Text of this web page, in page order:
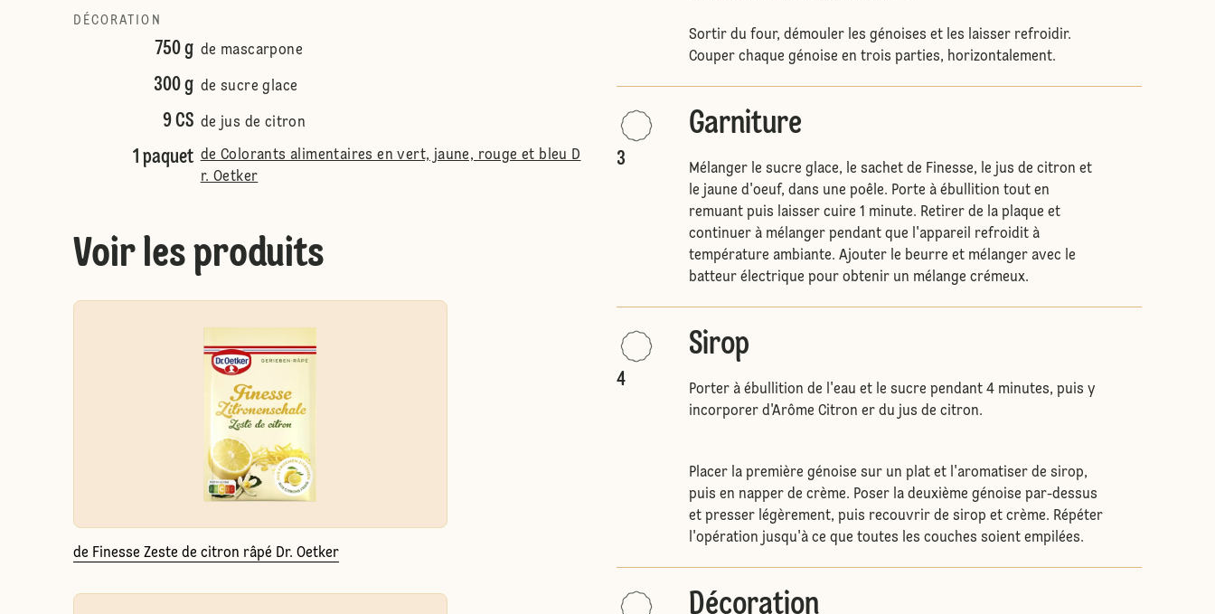
DÉCORATION
750 g de mascarpone
300 g de sucre glace
9 CS de jus de citron
1 paquet de Colorants alimentaires en vert, jaune, rouge et bleu D
r. Oetker
Voir les produits
de Finesse Zeste de citron râpé Dr. Oetker
Sortir du four, démouler les génoises et les laisser refroidir.
Couper chaque génoise en trois parties, horizontalement.
3
Garniture
Mélanger le sucre glace, le sachet de Finesse, le jus de citron et
le jaune d'oeuf, dans une poêle. Porte à ébullition tout en
remuant puis laisser cuire 1 minute. Retirer de la plaque et
continuer à mélanger pendant que l'appareil refroidit à
température ambiante. Ajouter le beurre et mélanger avec le
batteur électrique pour obtenir un mélange crémeux.
4
Sirop
Porter à ébullition de l'eau et le sucre pendant 4 minutes, puis y
incorporer d'Arôme Citron er du jus de citron.
Placer la première génoise sur un plat et l'aromatiser de sirop,
puis en napper de crème. Poser la deuxième génoise par-dessus
et presser légèrement, puis recouvrir de sirop et crème. Répéter
l'opération jusqu'à ce que toutes les couches soient empilées.
Décoration